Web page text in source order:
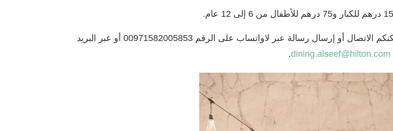
للحجز، يمكنكم الاتصال أو إرسال رسالة عبر لاواتساب على الرقم 00971582005853 أو عبر البريد
dining.alseef@hilton.com
.